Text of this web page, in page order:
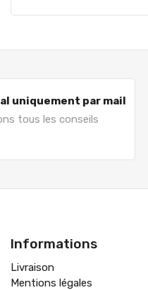
uniquement par mail
tous les conseils
Informations
Livraison
Mentions légales